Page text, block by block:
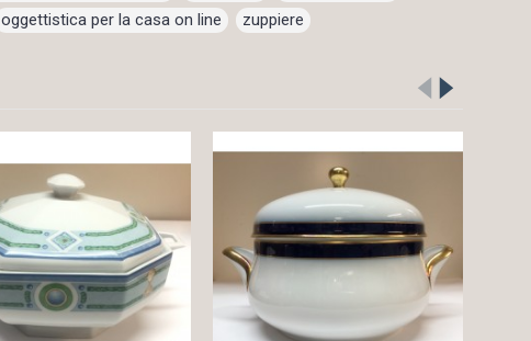
oggettistica per la casa on line , zuppiere